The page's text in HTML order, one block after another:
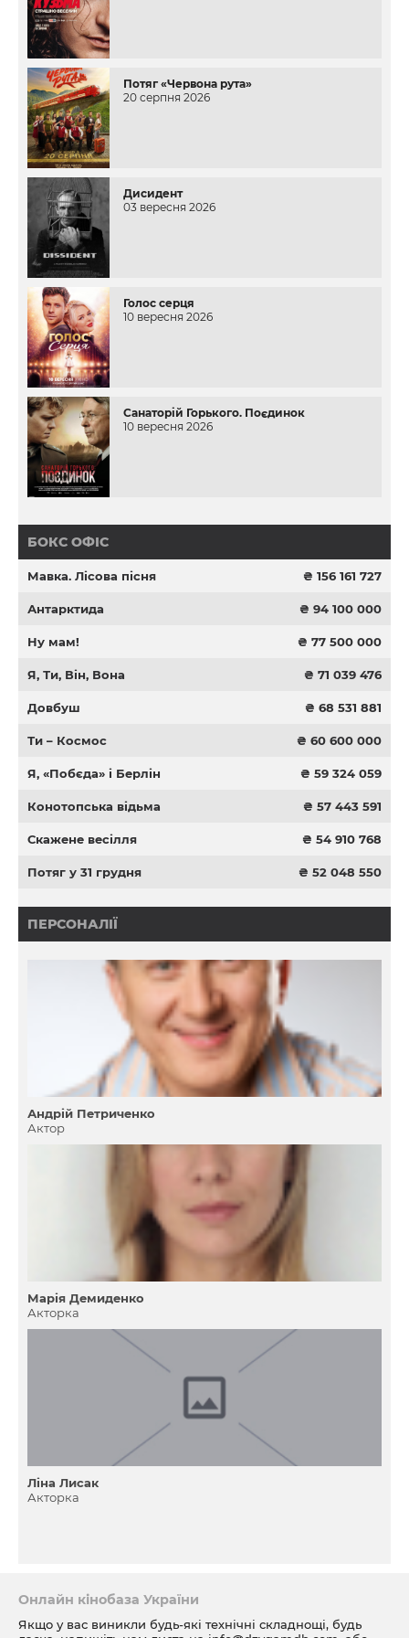
Потяг «Червона рута»
20 серпня 2026
Дисидент
03 вересня 2026
Голос серця
10 вересня 2026
Санаторій Горького. Поєдинок
10 вересня 2026
БОКС ОФІС
Мавка. Лісова пісня ₴ 156 161 727
Антарктида ₴ 94 100 000
Ну мам! ₴ 77 500 000
Я, Ти, Він, Вона ₴ 71 039 476
Довбуш ₴ 68 531 881
Ти – Космос ₴ 60 600 000
Я, «Побєда» і Берлін ₴ 59 324 059
Конотопська відьма ₴ 57 443 591
Скажене весілля ₴ 54 910 768
Потяг у 31 грудня ₴ 52 048 550
ПЕРСОНАЛІЇ
Андрій Петриченко
Актор
Марія Демиденко
Акторка
Ліна Лисак
Акторка
Онлайн кінобаза України
Якщо у вас виникли будь-які технічні складнощі, будь